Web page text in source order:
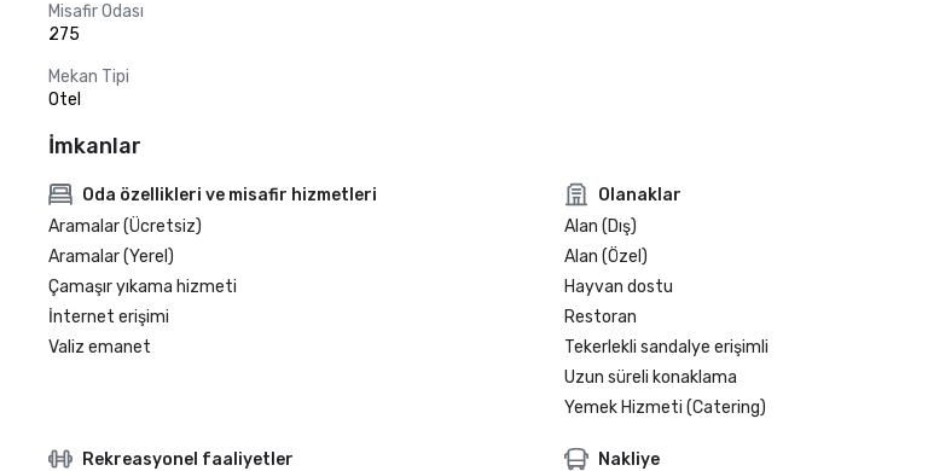
Misafir Odası
275
Mekan Tipi
Otel
İmkanlar
Oda özellikleri ve misafir hizmetleri
Aramalar (Ücretsiz)
Aramalar (Yerel)
Çamaşır yıkama hizmeti
İnternet erişimi
Valiz emanet
Olanaklar
Alan (Dış)
Alan (Özel)
Hayvan dostu
Restoran
Tekerlekli sandalye erişimli
Uzun süreli konaklama
Yemek Hizmeti (Catering)
Rekreasyonel faaliyetler
Nakliye